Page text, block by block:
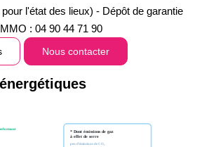
l'état des lieux) - Dépôt de garantie
: 04 90 44 71 90
Nous contacter